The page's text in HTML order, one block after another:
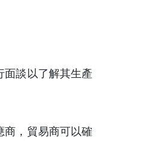
面談以了解其生產
商，貿易商可以確